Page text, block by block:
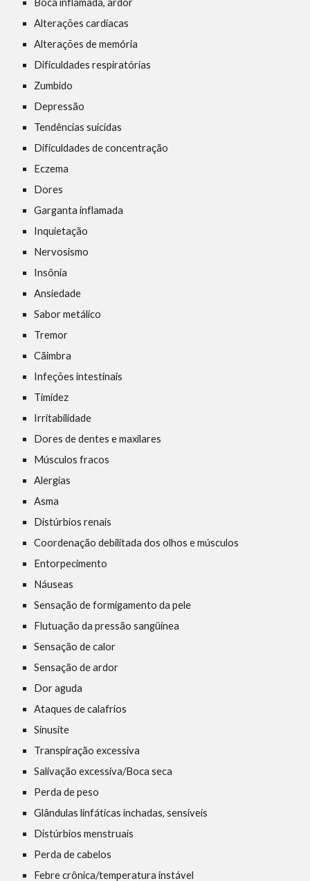
Boca inflamada, ardor
Alterações cardíacas
Alterações de memória
Dificuldades respiratórias
Zumbido
Depressão
Tendências suicidas
Dificuldades de concentração
Eczema
Dores
Garganta inflamada
Inquietação
Nervosismo
Insônia
Ansiedade
Sabor metálico
Tremor
Cãimbra
Infeções intestinais
Timidez
Irritabilidade
Dores de dentes e maxilares
Músculos fracos
Alergias
Asma
Distúrbios renais
Coordenação debilitada dos olhos e músculos
Entorpecimento
Náuseas
Sensação de formigamento da pele
Flutuação da pressão sangüínea
Sensação de calor
Sensação de ardor
Dor aguda
Ataques de calafrios
Sinusite
Transpiração excessiva
Salivação excessiva/Boca seca
Perda de peso
Glândulas linfáticas inchadas, sensíveis
Distúrbios menstruais
Perda de cabelos
Febre crônica/temperatura instável